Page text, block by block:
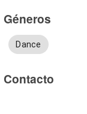
Géneros
Dance
Contacto